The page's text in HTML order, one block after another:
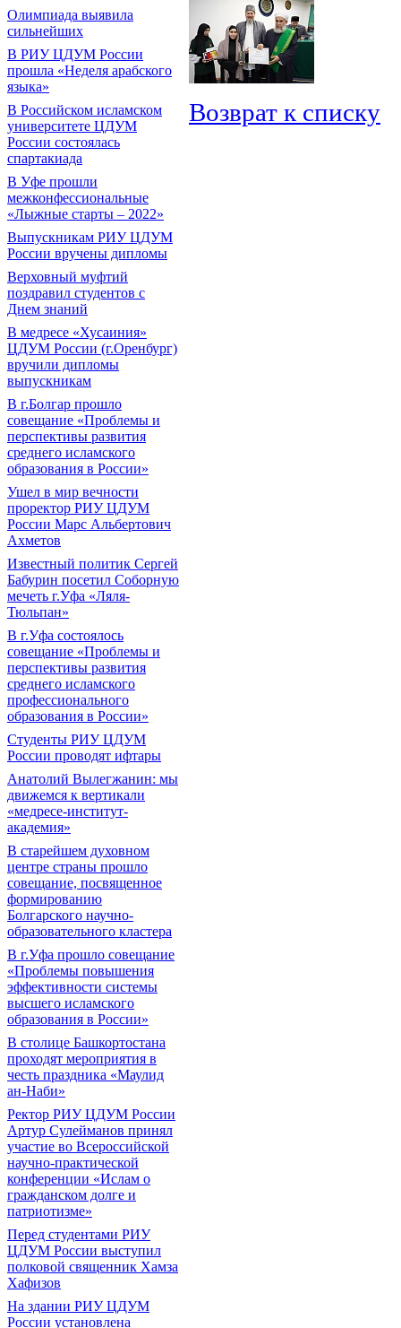
Олимпиада выявила
сильнейших
В РИУ ЦДУМ России
прошла «Неделя арабского
языка»
В Российском исламском
университете ЦДУМ
России состоялась
спартакиада
В Уфе прошли
межконфессиональные
«Лыжные старты – 2022»
Выпускникам РИУ ЦДУМ
России вручены дипломы
Верховный муфтий
поздравил студентов с
Днем знаний
В медресе «Хусаиния»
ЦДУМ России (г.Оренбург)
вручили дипломы
выпускникам
В г.Болгар прошло
совещание «Проблемы и
перспективы развития
среднего исламского
образования в России»
Ушел в мир вечности
проректор РИУ ЦДУМ
России Марс Альбертович
Ахметов
Известный политик Сергей
Бабурин посетил Соборную
мечеть г.Уфа «Ляля-
Тюльпан»
В г.Уфа состоялось
совещание «Проблемы и
перспективы развития
среднего исламского
профессионального
образования в России»
Студенты РИУ ЦДУМ
России проводят ифтары
Анатолий Вылегжанин: мы
движемся к вертикали
«медресе-институт-
академия»
В старейшем духовном
центре страны прошло
совещание, посвященное
формированию
Болгарского научно-
образовательного кластера
В г.Уфа прошло совещание
«Проблемы повышения
эффективности системы
высшего исламского
образования в России»
В столице Башкортостана
проходят мероприятия в
честь праздника «Маулид
ан-Наби»
Ректор РИУ ЦДУМ России
Артур Сулейманов принял
участие во Всероссийской
научно-практической
конференции «Ислам о
гражданском долге и
патриотизме»
Перед студентами РИУ
ЦДУМ России выступил
полковой священник Хамза
Хафизов
На здании РИУ ЦДУМ
России установлена
Возврат к списку